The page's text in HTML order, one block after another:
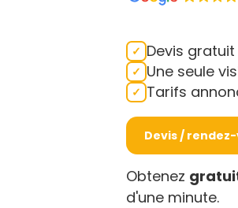
Devis
Une seule
Tarifs
Devis /
Obtenez
d'une minute.